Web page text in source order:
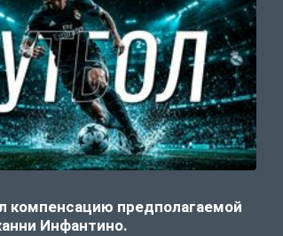
компенсацию предполагаемой
Инфантино.